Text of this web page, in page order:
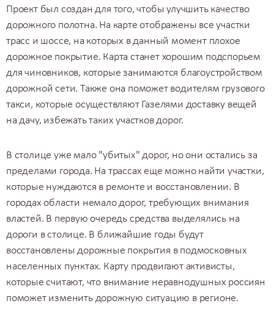
Проект был создан для того, чтобы улучшить качество
дорожного полотна. На карте отображены все участки
трасс и шоссе, на которых в данный момент плохое
дорожное покрытие. Карта станет хорошим подспорьем
для чиновников, которые занимаются благоустройством
дорожной сети. Также она поможет водителям грузового
такси, которые осуществляют Газелями доставку вещей
на дачу, избежать таких участков дорог.
В столице уже мало "убитых" дорог, но они остались за
пределами города. На трассах еще можно найти участки,
которые нуждаются в ремонте и восстановлении. В
городах области немало дорог, требующих внимания
властей. В первую очередь средства выделялись на
дороги в столице. В ближайшие годы будут
восстановлены дорожные покрытия в подмосковных
населенных пунктах. Карту продвигают активисты,
которые считают, что внимание неравнодушных россиян
поможет изменить дорожную ситуацию в регионе.